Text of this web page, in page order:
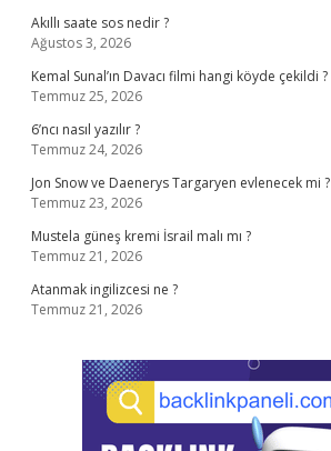
Akıllı saate sos nedir ?
Ağustos 3, 2026
Kemal Sunal’ın Davacı filmi hangi köyde çekildi ?
Temmuz 25, 2026
6’ncı nasıl yazılır ?
Temmuz 24, 2026
Jon Snow ve Daenerys Targaryen evlenecek mi ?
Temmuz 23, 2026
Mustela güneş kremi İsrail malı mı ?
Temmuz 21, 2026
Atanmak ingilizcesi ne ?
Temmuz 21, 2026